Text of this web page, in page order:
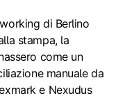
di Berlino
stampa, la
come un
manuale da
e Nexudus